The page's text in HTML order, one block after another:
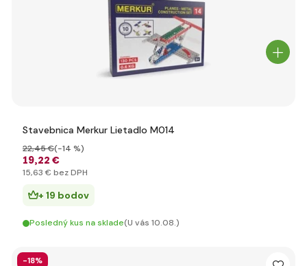
Stavebnica Merkur Lietadlo M014
19,22 €
22,45 €(-14 %)
15,63 € bez DPH
+ 19 bodov
Posledný kus na sklade(U vás 10.08.)
-18%